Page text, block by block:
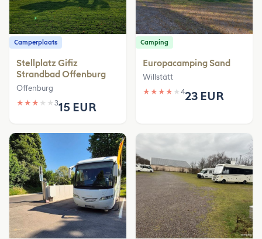
Camperplaats
Stellplatz Gifiz
Strandbad Offenburg
Offenburg
★ ★ ★ ★ ★ 315 EUR
Camping
Europacamping Sand
Willstätt
★ ★ ★ ★ ★ 423 EUR